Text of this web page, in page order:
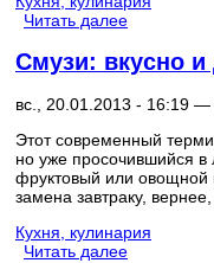
Читать далее
Смузи: вкусно и
вс., 20.01.2013 - 16:19 —
Этот современный
но уже просочившийся в
фруктовый или овощной
замена завтраку,
Кухня, кулинария
Читать далее